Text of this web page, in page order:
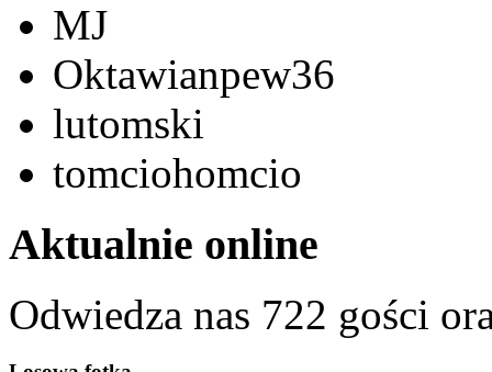
MJ
Oktawianpew36
lutomski
tomciohomcio
Aktualnie online
Odwiedza nas 722 gości